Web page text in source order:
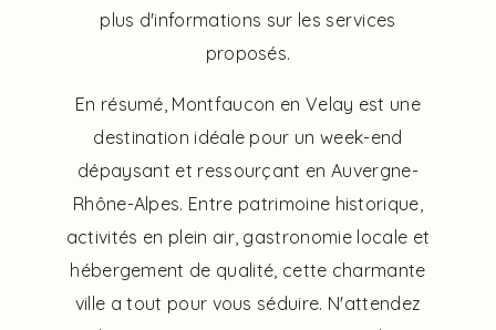
plus d'informations sur les services
proposés.
En résumé, Montfaucon en Velay est une
destination idéale pour un week-end
dépaysant et ressourçant en Auvergne-
Rhône-Alpes. Entre patrimoine historique,
activités en plein air, gastronomie locale et
hébergement de qualité, cette charmante
ville a tout pour vous séduire. N'attendez